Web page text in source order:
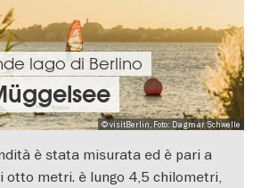
© visitBerlin, Foto: Dagmar Schwelle
lago di Berlino
è stata misurata ed è pari a
otto metri. è lungo 4,5 chilometri,